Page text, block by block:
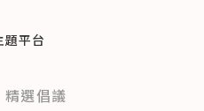
題平台
精選倡議